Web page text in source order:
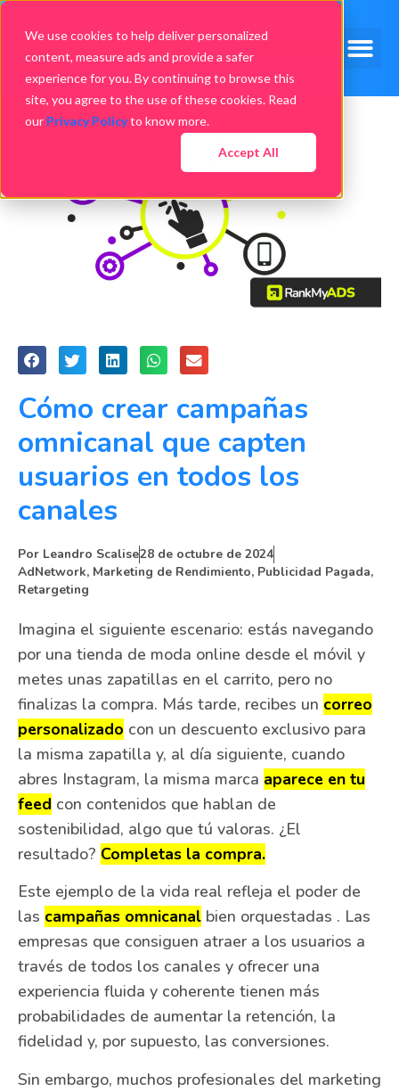
We use cookies to help deliver personalized
content, measure ads and provide a safer
experience for you. By continuing to browse this
site, you agree to the use of these cookies. Read
our Privacy Policyto know more.
Accept All
Cómo crear campañas
omnicanal que capten
usuarios en todos los
canales
Por Leandro Scalise28 de octubre de 2024
AdNetwork, Marketing de Rendimiento, Publicidad Pagada,
Retargeting
Imagina el siguiente escenario: estás navegando
por una tienda de moda online desde el móvil y
metes unas zapatillas en el carrito, pero no
finalizas la compra. Más tarde, recibes un correo
personalizado con un descuento exclusivo para
la misma zapatilla y, al día siguiente, cuando
abres Instagram, la misma marca aparece en tu
feed con contenidos que hablan de
sostenibilidad, algo que tú valoras. ¿El
resultado? Completas la compra.
Este ejemplo de la vida real refleja el poder de
las campañas omnicanal bien orquestadas . Las
empresas que consiguen atraer a los usuarios a
través de todos los canales y ofrecer una
experiencia fluida y coherente tienen más
probabilidades de aumentar la retención, la
fidelidad y, por supuesto, las conversiones.
Sin embargo, muchos profesionales del marketing